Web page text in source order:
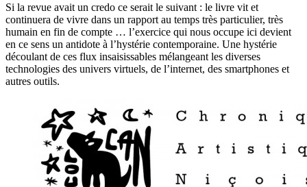
Si la revue avait un credo ce serait le suivant : le livre vit et
continuera de vivre dans un rapport au temps très particulier, très
humain en fin de compte … l’exercice qui nous occupe ici devient
en ce sens un antidote à l’hystérie contemporaine. Une hystérie
découlant de ces flux insaisissables mélangeant les diverses
technologies des univers virtuels, de l’internet, des smartphones et
autres outils.